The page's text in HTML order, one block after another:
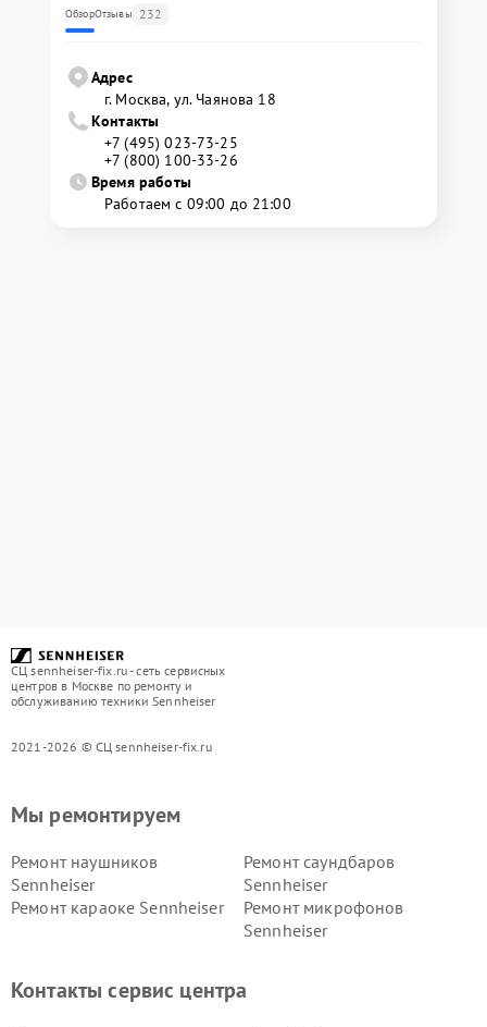
ОбзорОтзывы 232
Адрес
г. Москва, ул. Чаянова 18
Контакты
+7 (495) 023-73-25
+7 (800) 100-33-26
Время работы
Работаем с 09:00 до 21:00
СЦ sennheiser-fix.ru - сеть сервисных
центров в Москве по ремонту и
обслуживанию техники Sennheiser
2021-2026 © СЦ sennheiser-fix.ru
Мы ремонтируем
Ремонт наушников
Sennheiser
Ремонт саундбаров
Sennheiser
Ремонт караоке Sennheiser
Ремонт микрофонов
Sennheiser
Контакты сервис центра